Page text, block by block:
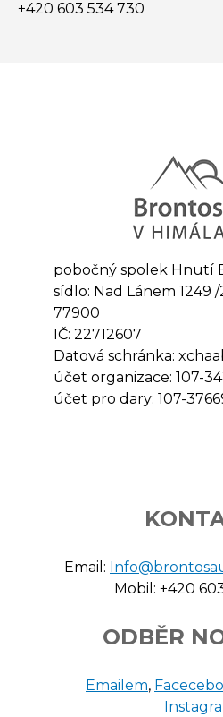
+420 603 534 730
pobočný spolek Hnutí
sídlo: Nad Lánem 1249
77900
IČ: 22712607
Datová schránka:
účet organizace: 107-
účet pro dary: 107-
Email:
Mobil: +420
ODBĚR
Emailem,